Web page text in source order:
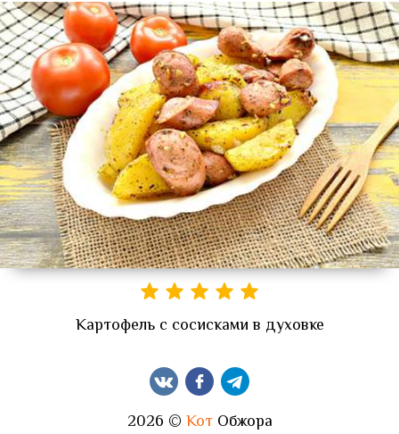
Картофель с сосисками в духовке
2026 © КотОбжора